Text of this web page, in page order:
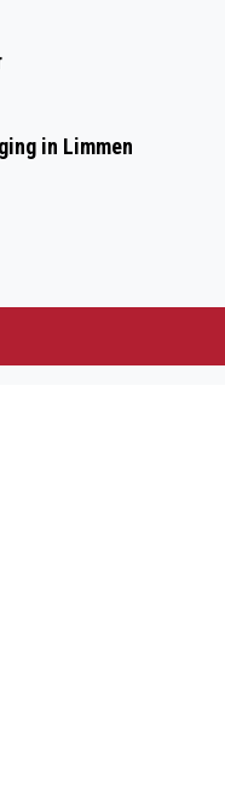
1.500 EURO OP
in Limmen